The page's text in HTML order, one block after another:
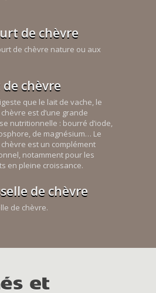
de chèvre
de chèvre nature ou aux
de chèvre
que le lait de vache, le
est d’une grande
nutritionnelle : bourré d’iode,
de magnésium… Le
est un complément
notamment pour les
en pleine croissance.
de chèvre
de chèvre.
et